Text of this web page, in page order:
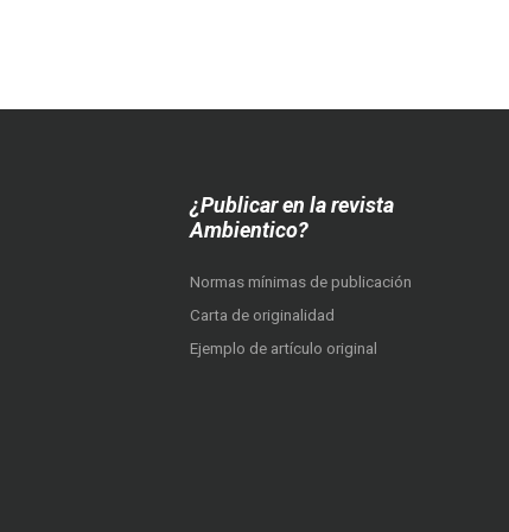
¿Publicar en la revista
Ambientico?
Normas mínimas de publicación
Carta de originalidad
Ejemplo de artículo original